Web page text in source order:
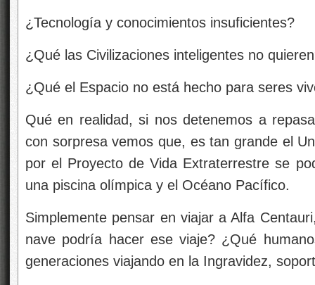
¿Tecnología y conocimientos insuficientes?
¿Qué las Civilizaciones inteligentes no
¿Qué el Espacio no está hecho para seres
Qué en realidad, si nos detenemos a
con sorpresa vemos que, es tan grande el
por el Proyecto de Vida Extraterrestre se
una piscina olímpica y el Océano Pacífico.
Simplemente pensar en viajar a Alfa
nave podría hacer ese viaje? ¿Qué
generaciones viajando en la Ingravidez,